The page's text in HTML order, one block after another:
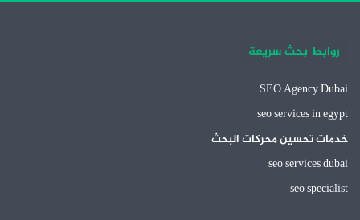
روابط بحث سريعة
SEO Agency Dubai
seo services in egypt
خدمات تحسين محركات البحث
seo services dubai
seo specialist